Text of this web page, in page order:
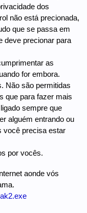
dos
não está precionada,
que se passa em
deve precionar para
as
for embora.
Não são permitidas
que para fazer mais
sempre que
alguém entrando ou
você precisa estar
por vocês.
aonde vós